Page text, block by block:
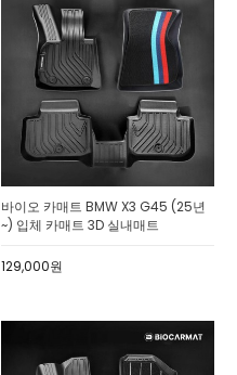
바이오 카매트 BMW X3 G45 (25년
~) 입체 카매트 3D 실내매트
129,000원